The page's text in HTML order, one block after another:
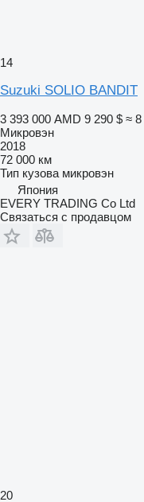
14
Suzuki SOLIO BANDIT
3 393 000 AMD 9 290 $ ≈ 8
Микровэн
2018
72 000 км
Тип кузова микровэн
Япония
EVERY TRADING Co Ltd
Связаться с продавцом
20